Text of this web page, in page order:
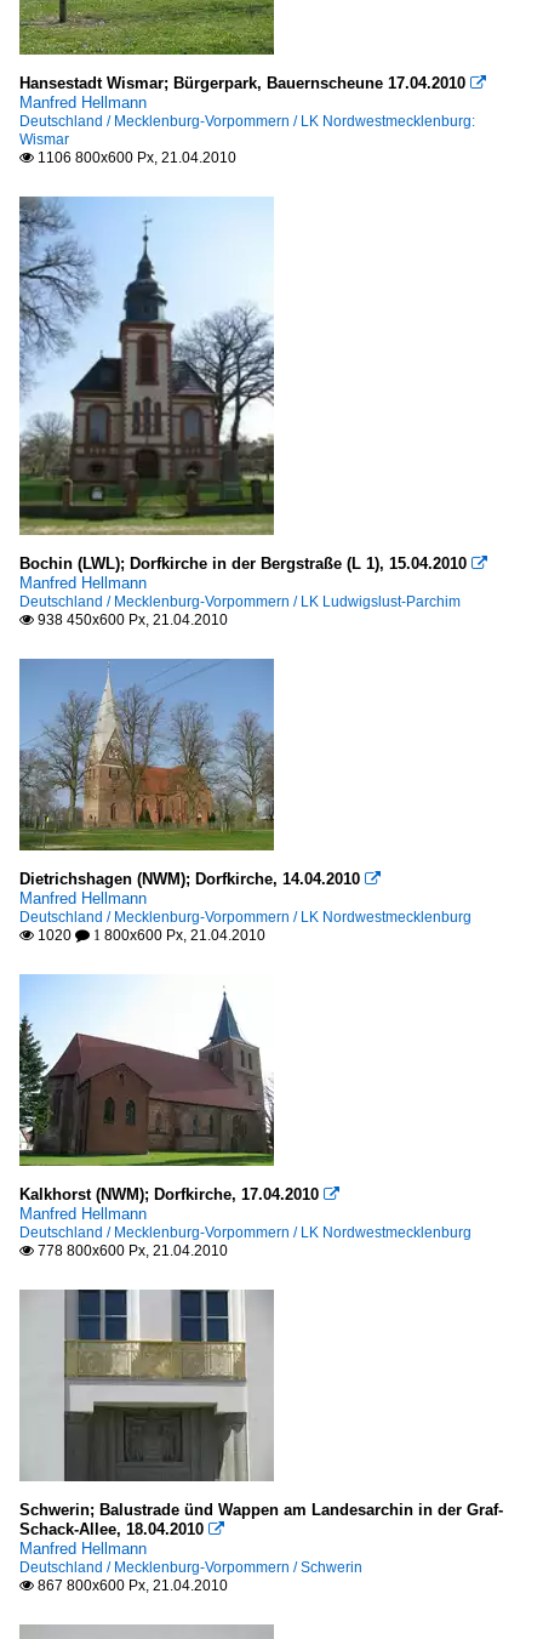
Rathäuser, Parlaments- und Regierungsgebäude
Deutschland
Speicher und Lagerhäuser
Deutschland
Sportbauten
Deutschland
Wasserbauten
Deutschland
Brunnen, Denkmäler etc.
Denkmäler
Deutschland
Deutschland
Mecklenburg-Vorpommern
LK Ludwigslust-Parchim
LK Nordwestmecklenburg
LK Rostock
Schwerin
Schleswig-Holstein
Kreis Ostholstein
Lübeck
Thüringen
Landkreis Saale-Orla-Kreis
Hansestadt Wismar; Bürgerpark, Bauernscheune 17.04.2010 
Manfred Hellmann
Deutschland / Mecklenburg-Vorpommern / LK Nordwestmecklenburg:
Wismar
 1106 800x600 Px, 21.04.2010
Bochin (LWL); Dorfkirche in der Bergstraße (L 1), 15.04.2010 
Manfred Hellmann
Deutschland / Mecklenburg-Vorpommern / LK Ludwigslust-Parchim
 938 450x600 Px, 21.04.2010
Dietrichshagen (NWM); Dorfkirche, 14.04.2010 
Manfred Hellmann
Deutschland / Mecklenburg-Vorpommern / LK Nordwestmecklenburg
 1020  1 800x600 Px, 21.04.2010
Kalkhorst (NWM); Dorfkirche, 17.04.2010 
Manfred Hellmann
Deutschland / Mecklenburg-Vorpommern / LK Nordwestmecklenburg
 778 800x600 Px, 21.04.2010
Schwerin; Balustrade ünd Wappen am Landesarchin in der Graf-
Schack-Allee, 18.04.2010 
Manfred Hellmann
Deutschland / Mecklenburg-Vorpommern / Schwerin
 867 800x600 Px, 21.04.2010